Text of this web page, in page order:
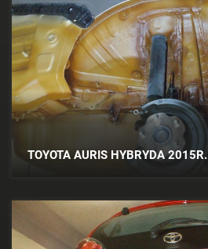
TOYOTA AURIS HYBRYDA 2015R.